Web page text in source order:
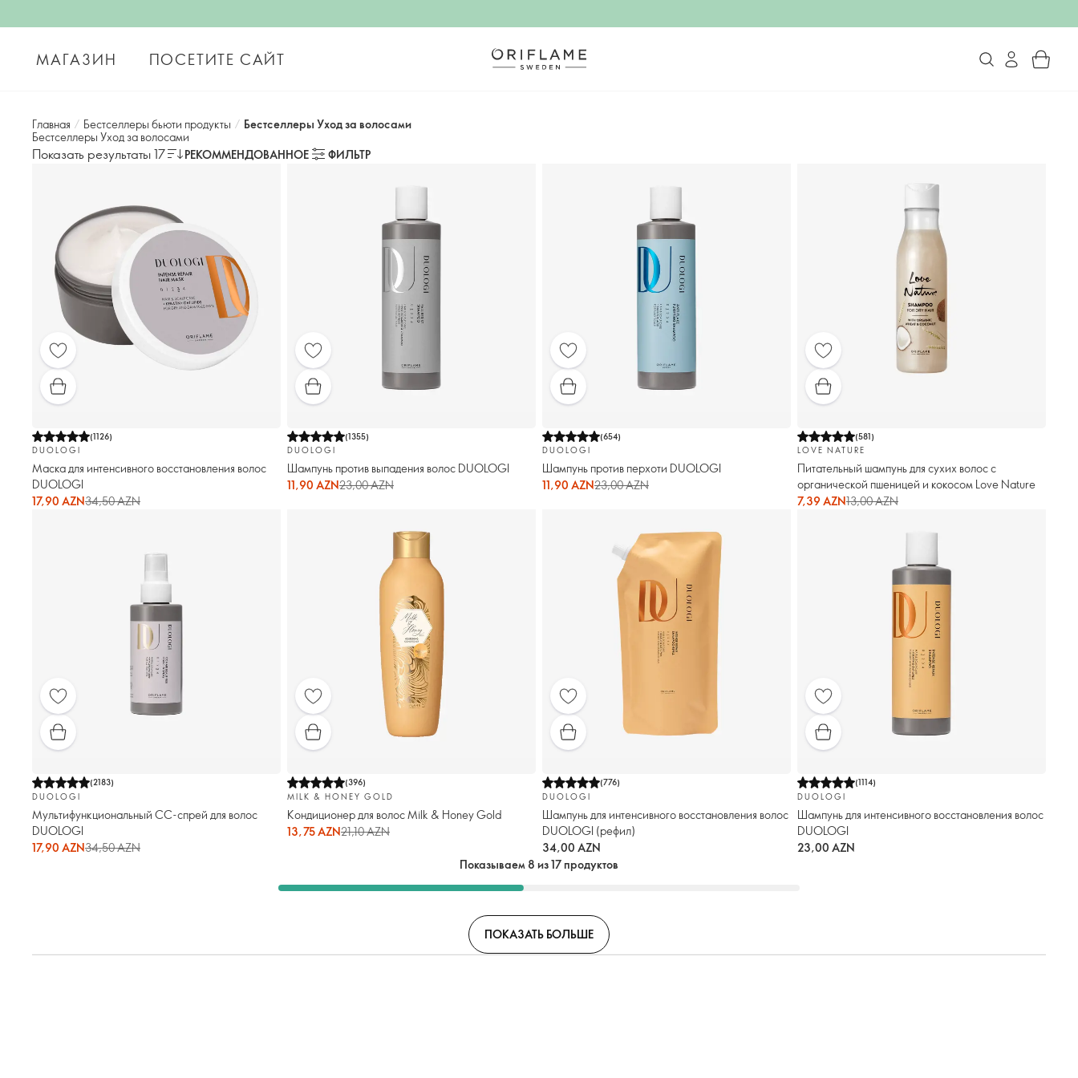
МАГАЗИН ПОСЕТИТЕ САЙТ
Главная / Бестселлеры бьюти продукты / Бестселлеры Уход за волосами
Бестселлеры Уход за волосами
Показать результаты 17 РЕКОММЕНДОВАННОЕ ФИЛЬТР
(1126)
DUOLOGI
Маска для интенсивного восстановления волос
DUOLOGI
17,90 AZN34,50 AZN
(1355)
DUOLOGI
Шампунь против выпадения волос DUOLOGI
11,90 AZN23,00 AZN
(654)
DUOLOGI
Шампунь против перхоти DUOLOGI
11,90 AZN23,00 AZN
(581)
LOVE NATURE
Питательный шампунь для сухих волос с
органической пшеницей и кокосом Love Nature
7,39 AZN13,00 AZN
(2183)
DUOLOGI
Мультифункциональный СС-спрей для волос
DUOLOGI
17,90 AZN34,50 AZN
(396)
MILK & HONEY GOLD
Кондиционер для волос Milk & Honey Gold
13,75 AZN21,10 AZN
(776)
DUOLOGI
Шампунь для интенсивного восстановления волос
DUOLOGI (рефил)
34,00 AZN
(1114)
DUOLOGI
Шампунь для интенсивного восстановления волос
DUOLOGI
23,00 AZN
Показываем 8 из 17 продуктов
ПОКАЗАТЬ БОЛЬШЕ